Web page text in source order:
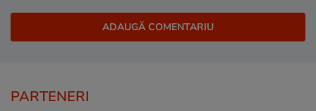
PARTENERI